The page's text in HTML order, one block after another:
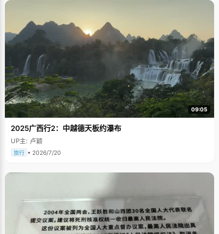
09:05
2025广西行2：中越德天板约瀑布
UP主: 卢颖
旅行 • 2026/7/20